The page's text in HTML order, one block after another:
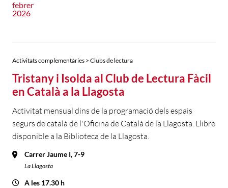
febrer
2026
Activitats complementàries > Clubs de lectura
Tristany i Isolda al Club de Lectura Fàcil
en Català a la Llagosta
Activitat mensual dins de la programació dels espais
segurs de català de l'Oficina de Català de la Llagosta. Llibre
disponible a la Biblioteca de la Llagosta.
Carrer Jaume I, 7-9
La Llagosta
A les 17.30 h